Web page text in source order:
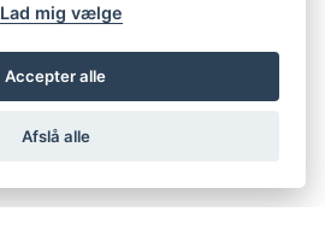
Lad mig vælge
Accepter alle
Afslå alle